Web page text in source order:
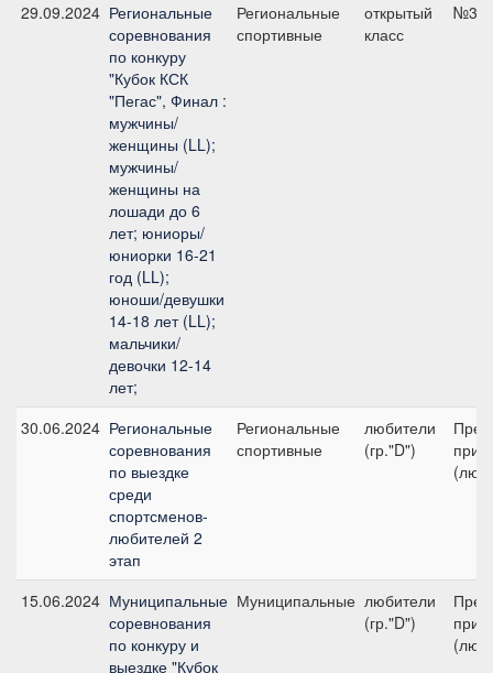
29.09.2024 Региональные
соревнования
по конкуру
"Кубок КСК
"Пегас", Финал :
мужчины/
женщины (LL);
мужчины/
женщины на
лошади до 6
лет; юниоры/
юниорки 16-21
год (LL);
юноши/девушки
14-18 лет (LL);
мальчики/
девочки 12-14
лет;
Региональные
спортивные
открытый
класс
№3,
30.06.2024 Региональные
соревнования
по выездке
среди
спортсменов-
любителей 2
этап
Региональные
спортивные
любители
(гр."D")
приз
15.06.2024 Муниципальные
соревнования
по конкуру и
выездке "Кубок
Муниципальные любители
(гр."D")
приз